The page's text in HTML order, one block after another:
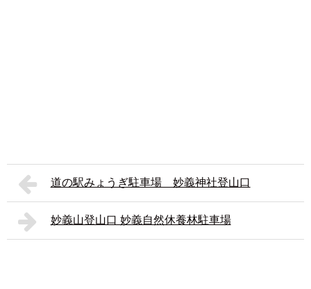
道の駅みょうぎ駐車場 妙義神社登山口
妙義山登山口 妙義自然休養林駐車場